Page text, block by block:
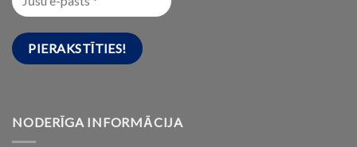
NODERĪGA INFORMĀCIJA